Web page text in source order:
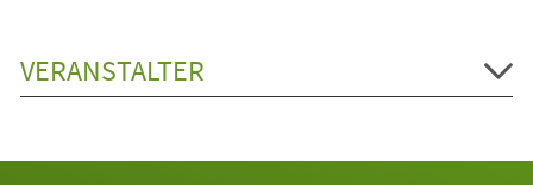
VERANSTALTER